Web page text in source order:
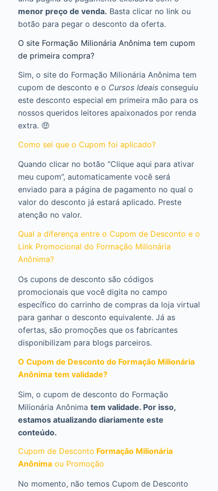
menor preço de venda. Basta clicar no link ou
botão para pegar o desconto da oferta.
O site Formação Milionária Anônima tem cupom
de primeira compra?
Sim, o site do Formação Milionária Anônima tem
cupom de desconto e o Cursos Ideaisconseguiu
este desconto especial em primeira mão para os
nossos queridos leitores apaixonados por renda
extra. 🤑
Como sei que o Cupom foi aplicado?
Quando clicar no botão “Clique aqui para ativar
meu cupom”, automaticamente você será
enviado para a página de pagamento no qual o
valor do desconto já estará aplicado. Preste
atenção no valor.
Qual a diferença entre o Cupom de Desconto e o
Link Promocional do Formação Milionária
Anônima?
Os cupons de desconto são códigos
promocionais que você digita no campo
específico do carrinho de compras da loja virtual
para ganhar o desconto equivalente. Já as
ofertas, são promoções que os fabricantes
disponibilizam para blogs parceiros.
O Cupom de Desconto do Formação Milionária
Anônima tem validade?
Sim, o cupom de desconto do Formação
Milionária Anônima tem validade. Por isso,
estamos atualizando diariamente este
conteúdo.
Cupom de Desconto Formação Milionária
Anônima ou Promoção
No momento, não temos Cupom de Desconto